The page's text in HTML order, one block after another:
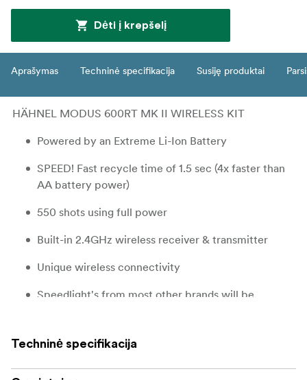
Dėti į krepšelį
Aprašymas Techninė specifikacija Susiję produktai
HÄHNEL MODUS 600RT MK II WIRELESS KIT
Powered by an Extreme Li-Ion Battery
SPEED! Fast recycle time of 1.5 sec (4x faster than
AA battery power)
550 shots using full power
Built-in 2.4GHz wireless receiver & transmitter
Unique wireless connectivity
Speedlight's from most other brands will be
High performance 60GN at ISO 100, 200mm
TTL, Manual & Multi Modes
Techninė specifikacija